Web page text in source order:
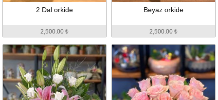
2 Dal orkide
2,500.00 ₺
Beyaz orkide
2,500.00 ₺